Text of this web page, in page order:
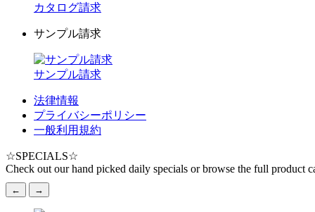
カタログ請求
サンプル請求
サンプル請求
法律情報
プライバシーポリシー
一般利用規約
☆SPECIALS☆
Check out our hand picked daily specials or browse the full product
← →